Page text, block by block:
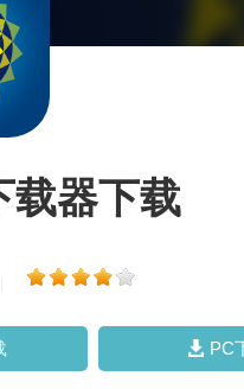
载器下载
PC